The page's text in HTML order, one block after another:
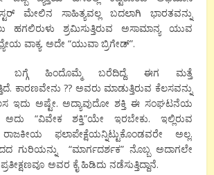
ಮೇಲಿನ ಸಾಹಿತ್ಯವಲ್ಲ ಬದಲಾಗಿ ಭಾರತವನ್ನು
ಹಗಲಿರುಳು ಶ್ರಮಿಸುತ್ತಿರುವ ಅಸಾಮಾನ್ಯ ಯುವ
ವಾಕ್ಯ. ಅದೇ “ಯುವಾ ಬ್ರಿಗೇಡ್”.
ಹಿಂದೊಮ್ಮೆ ಬರೆದಿದ್ದೆ. ಈಗ ಮತ್ತೆ
ಕಾರಣವೇನು ?? ಅವರು ಮಾಡುತ್ತಿರುವ ಕೆಲಸವನ್ನು
ಇದು ಅಷ್ಟೇ. ಅದ್ಯಾವುದೋ ಶಕ್ತಿ ಈ ಸಂಘಟನೆಯ
“ವಿವೇಕ ಶಕ್ತಿ”ಯೇ ಇರಬೇಕು. ಇಲ್ಲಿರುವ
ಫಲಾಪೇಕ್ಷೆಯನ್ನಿಟ್ಟುಕೊಂಡವರೇ ಅಲ್ಲ.
ಗುರಿಯನ್ನು “ಮಾರ್ಗದರ್ಶಕ” ನೊಬ್ಬ ಅದಾಗಲೇ
ಪ್ರತೀಕ್ಷಣವೂ ಅವರ ಕೈ ಹಿಡಿದು ನಡೆಸುತ್ತಿದ್ದಾನೆ.